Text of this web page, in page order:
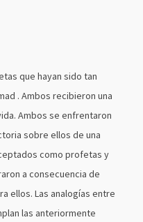
que hayan sido tan
. Ambos recibieron una
Ambos se enfrentaron
sobre ellos de una
como profetas y
a consecuencia de
ellos. Las analogías entre
las anteriormente